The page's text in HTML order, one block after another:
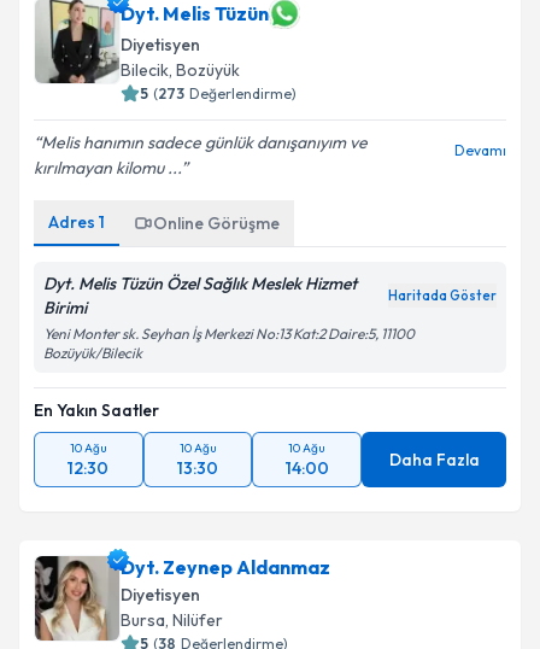
Dyt. Melis Tüzün
Diyetisyen
Bilecik, Bozüyük
5 (273 Değerlendirme)
Melis hanımın sadece günlük danışanıyım ve
kırılmayan kilomu ...
Devamı
Adres 1 Online Görüşme
Dyt. Melis Tüzün Özel Sağlık Meslek Hizmet
Birimi
Haritada Göster
Yeni Monter sk. Seyhan İş Merkezi No:13 Kat:2 Daire:5, 11100
Bozüyük/Bilecik
En Yakın Saatler
10 Ağu
12:30
10 Ağu
13:30
10 Ağu
14:00 Daha Fazla
Dyt. Zeynep Aldanmaz
Diyetisyen
Bursa, Nilüfer
5 (38 Değerlendirme)